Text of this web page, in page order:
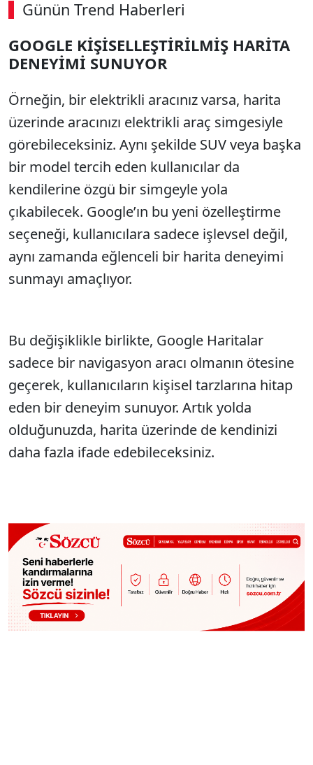
Günün Trend Haberleri
00:02 / 02:14
Sesi Aç
GOOGLE KİŞİSELLEŞTİRİLMİŞ HARİTA
DENEYİMİ SUNUYOR
Örneğin, bir elektrikli aracınız varsa, harita
üzerinde aracınızı elektrikli araç simgesiyle
görebileceksiniz. Aynı şekilde SUV veya başka
bir model tercih eden kullanıcılar da
kendilerine özgü bir simgeyle yola
çıkabilecek. Google’ın bu yeni özelleştirme
seçeneği, kullanıcılara sadece işlevsel değil,
aynı zamanda eğlenceli bir harita deneyimi
sunmayı amaçlıyor.
Bu değişiklikle birlikte, Google Haritalar
sadece bir navigasyon aracı olmanın ötesine
geçerek, kullanıcıların kişisel tarzlarına hitap
eden bir deneyim sunuyor. Artık yolda
olduğunuzda, harita üzerinde de kendinizi
daha fazla ifade edebileceksiniz.